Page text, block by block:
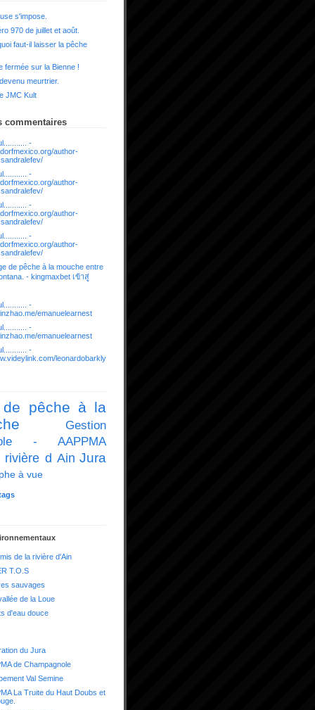
s'impose.
970 de juillet et août.
faut-il laisser la pêche
fermée sur la Bienne !
meurtrier.
JMC Kult
commentaires
-
author-
-
author-
-
author-
-
author-
de pêche à la mouche entre
- kingmaxbet เข้าสู่
-
emanuelearnest
-
emanuelearnest
-
leonardobarkly
de pêche à la
Gestion
- AAPPMA
rivière d Ain Jura
à vue
de la rivière d'Ain
T.O.S
sauvages
de la Loue
d'eau douce
du Jura
de Champagnole
Val Semine
La Truite du Haut Doubs et